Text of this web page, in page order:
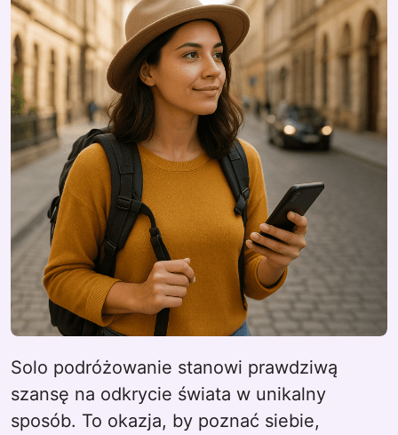
Solo podróżowanie stanowi prawdziwą
szansę na odkrycie świata w unikalny
sposób. To okazja, by poznać siebie,